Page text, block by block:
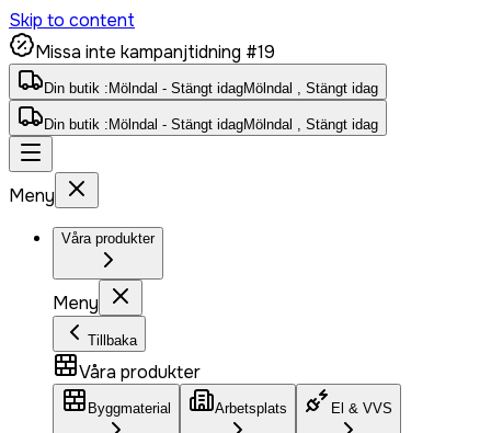
Skip to content
Missa inte kampanjtidning #19
Din butik : Mölndal - Stängt idagMölndal , Stängt idag
Din butik : Mölndal - Stängt idagMölndal , Stängt idag
Meny
Våra produkter
Meny
Tillbaka
Våra produkter
Byggmaterial Arbetsplats El & VVS